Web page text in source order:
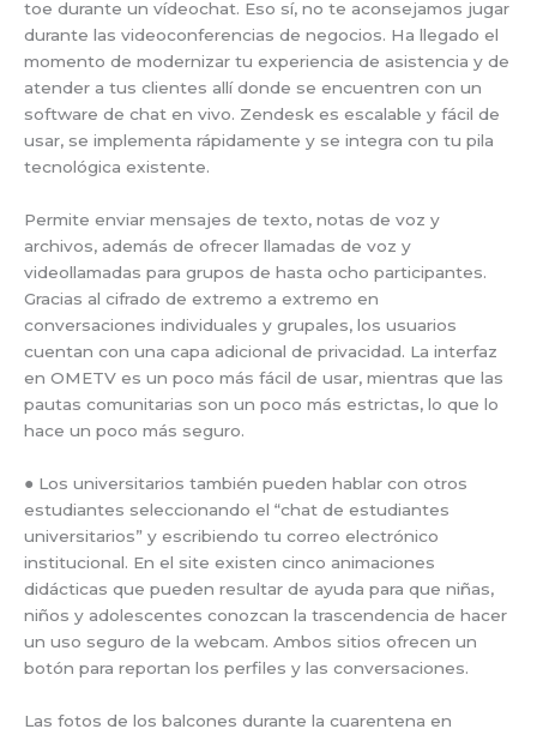
toe durante un vídeochat. Eso sí, no te aconsejamos jugar
durante las videoconferencias de negocios. Ha llegado el
momento de modernizar tu experiencia de asistencia y de
atender a tus clientes allí donde se encuentren con un
software de chat en vivo. Zendesk es escalable y fácil de
usar, se implementa rápidamente y se integra con tu pila
tecnológica existente.
Permite enviar mensajes de texto, notas de voz y
archivos, además de ofrecer llamadas de voz y
videollamadas para grupos de hasta ocho participantes.
Gracias al cifrado de extremo a extremo en
conversaciones individuales y grupales, los usuarios
cuentan con una capa adicional de privacidad. La interfaz
en OMETV es un poco más fácil de usar, mientras que las
pautas comunitarias son un poco más estrictas, lo que lo
hace un poco más seguro.
● Los universitarios también pueden hablar con otros
estudiantes seleccionando el “chat de estudiantes
universitarios” y escribiendo tu correo electrónico
institucional. En el site existen cinco animaciones
didácticas que pueden resultar de ayuda para que niñas,
niños y adolescentes conozcan la trascendencia de hacer
un uso seguro de la webcam. Ambos sitios ofrecen un
botón para reportan los perfiles y las conversaciones.
Las fotos de los balcones durante la cuarentena en